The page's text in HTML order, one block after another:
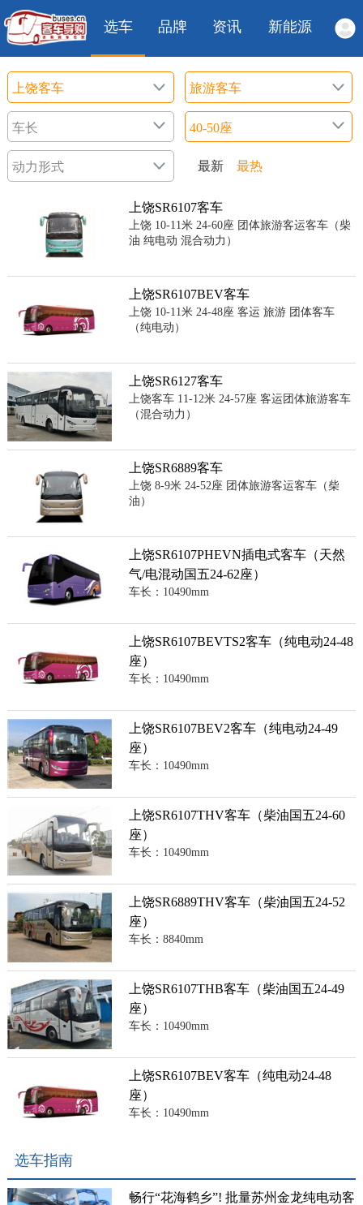
选车 品牌 资讯 新能源
最新 最热
上饶SR6107客车
上饶 10-11米 24-60座 团体旅游客运客车（柴
油 纯电动 混合动力）
上饶SR6107BEV客车
上饶 10-11米 24-48座 客运 旅游 团体客车
（纯电动）
上饶SR6127客车
上饶客车 11-12米 24-57座 客运团体旅游客车
（混合动力）
上饶SR6889客车
上饶 8-9米 24-52座 团体旅游客运客车（柴
油）
上饶SR6107PHEVN插电式客车（天然
气/电混动国五24-62座）
车长：10490mm
上饶SR6107BEVTS2客车（纯电动24-48
座）
车长：10490mm
上饶SR6107BEV2客车（纯电动24-49
座）
车长：10490mm
上饶SR6107THV客车（柴油国五24-60
座）
车长：10490mm
上饶SR6889THV客车（柴油国五24-52
座）
车长：8840mm
上饶SR6107THB客车（柴油国五24-49
座）
车长：10490mm
上饶SR6107BEV客车（纯电动24-48
座）
车长：10490mm
选车指南
畅行“花海鹤乡”! 批量苏州金龙纯电动客